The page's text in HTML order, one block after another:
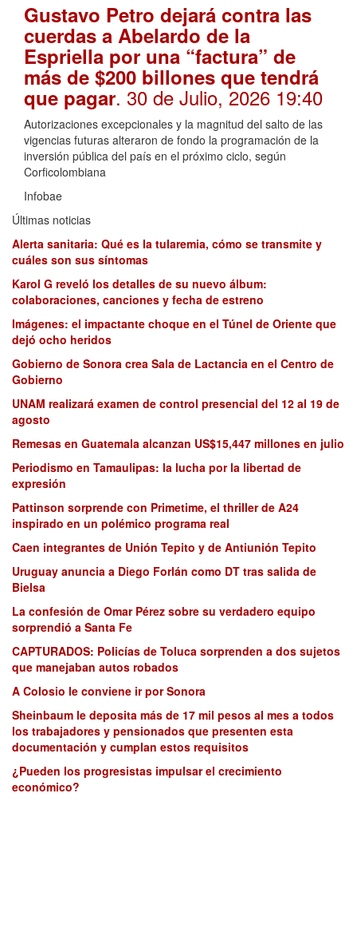
Gustavo Petro dejará contra las
cuerdas a Abelardo de la
Espriella por una “factura” de
más de $200 billones que tendrá
que pagar. 30 de Julio, 2026 19:40
Autorizaciones excepcionales y la magnitud del salto de las
vigencias futuras alteraron de fondo la programación de la
inversión pública del país en el próximo ciclo, según
Corficolombiana
Infobae
Últimas noticias
Alerta sanitaria: Qué es la tularemia, cómo se transmite y
cuáles son sus síntomas
Karol G reveló los detalles de su nuevo álbum:
colaboraciones, canciones y fecha de estreno
Imágenes: el impactante choque en el Túnel de Oriente que
dejó ocho heridos
Gobierno de Sonora crea Sala de Lactancia en el Centro de
Gobierno
UNAM realizará examen de control presencial del 12 al 19 de
agosto
Remesas en Guatemala alcanzan US$15,447 millones en julio
Periodismo en Tamaulipas: la lucha por la libertad de
expresión
Pattinson sorprende con Primetime, el thriller de A24
inspirado en un polémico programa real
Caen integrantes de Unión Tepito y de Antiunión Tepito
Uruguay anuncia a Diego Forlán como DT tras salida de
Bielsa
La confesión de Omar Pérez sobre su verdadero equipo
sorprendió a Santa Fe
CAPTURADOS: Policías de Toluca sorprenden a dos sujetos
que manejaban autos robados
A Colosio le conviene ir por Sonora
Sheinbaum le deposita más de 17 mil pesos al mes a todos
los trabajadores y pensionados que presenten esta
documentación y cumplan estos requisitos
¿Pueden los progresistas impulsar el crecimiento
económico?